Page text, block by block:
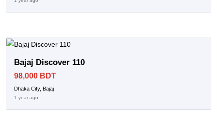
Bajaj Discover 110
98,000 BDT
Dhaka City, Bajaj
1 year ago